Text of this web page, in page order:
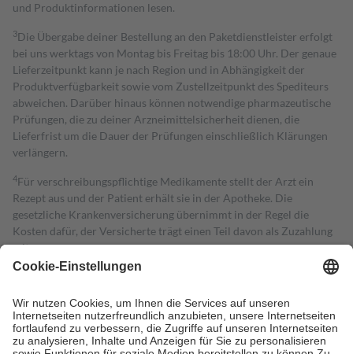
und Produktinformationen lesen.
3Die Übergabe deiner Bestellung an den Paketdienstleister erfolgt
bei uns werktags von Montag bis Freitag bis 18:00 Uhr. Der genaue
Lieferzeitpunkt kann je nach Region und in Abhängigkeit der
Produktverfügbarkeit sowie vom Zustellzeitpunkt des Spediteurs
abweichen. Darüber hinaus können notwendige pharmazeutische
Prüfungen, die zu deiner Arzneimittelsicherheit dienen, die
Lieferfrist um die Dauer der Prüfungen einschließlich Klärungen
verlängern.
4Für verschreibungspflichtige Medikamente stellt der Arzt ein
Rezept aus und der Patient erhält sie in der Apotheke. Die
gesetzliche Krankenversicherung übernimmt in der Regel die
Kosten dafür, der Versicherte trägt einen Teil davon als Zuzahlung
mit.
Grundsätzlich leisten Mitglieder Zuzahlungen in Höhe von zehn
höchstens zehn Euro.
Es sind jedoch nie mehr als die tatsächlichen
Kosten der Leistung zu entrichten.
Diese Regeln gelten grundsätzlich auch für Online-Apotheken.
Bei Heilmitteln und häuslicher Krankenpflege beträgt die